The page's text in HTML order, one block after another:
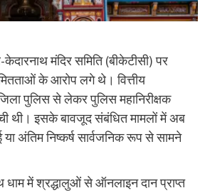
मंदिर समिति (बीकेटीसी) पर
के आरोप लगे थे। वित्तीय
पुलिस से लेकर पुलिस महानिरीक्षक
थी। इसके बावजूद संबंधित मामलों में अब
या अंतिम निष्कर्ष सार्वजनिक रूप से सामने
धाम में श्रद्धालुओं से ऑनलाइन दान प्राप्त